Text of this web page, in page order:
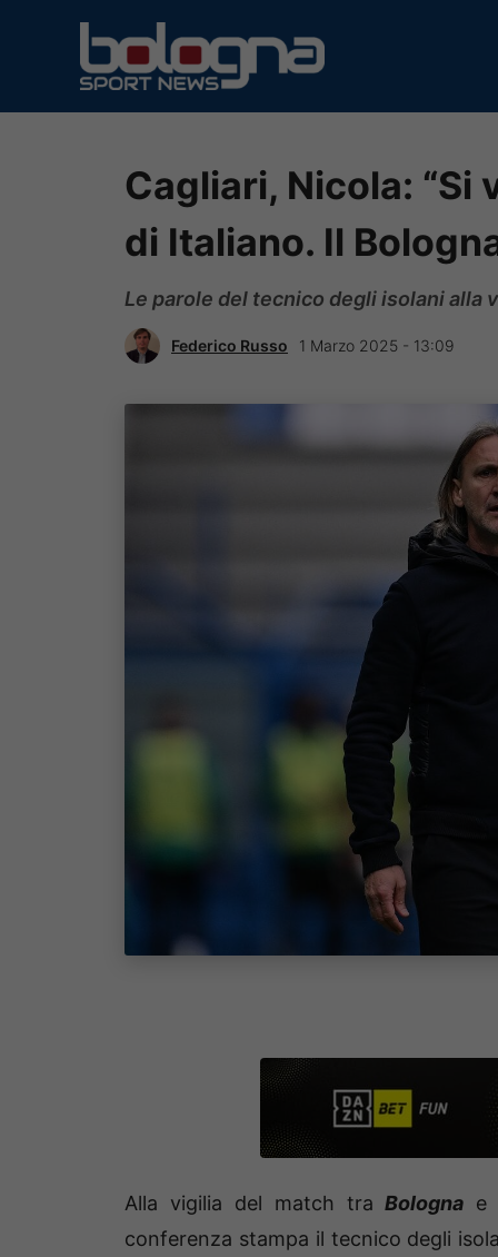
contenuto
Cagliari, Nicola: “Si
di Italiano. Il
Le parole del tecnico degli isolani alla
Federico Russo 1 Marzo 2025 - 13:09
Alla vigilia del match tra Bolognae
conferenza stampa il tecnico degli